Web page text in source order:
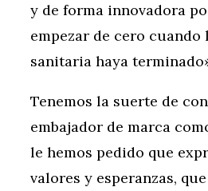
y de forma innovadora
empezar de cero cuando
sanitaria haya
Tenemos la suerte de
embajador de marca
le hemos pedido que
valores y esperanzas,